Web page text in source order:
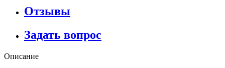
Отзывы
Задать вопрос
Описание